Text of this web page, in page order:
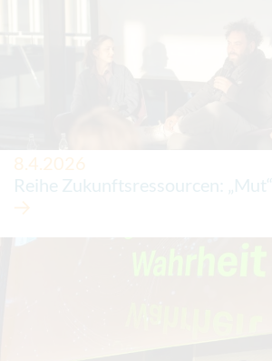
8.4.2026
Reihe Zukunftsressourcen: „Mut“